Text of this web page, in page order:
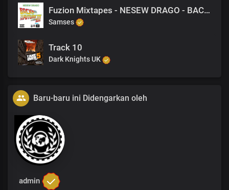
Fuzion Mixtapes - NESEW DRAGO - BACK TO THE FUTURE 3 - 42 HUSTLERS LIFE (PRODUCED BY M-EL-C)
Samses
Track 10
Dark Knights UK
Baru-baru ini Didengarkan oleh
admin